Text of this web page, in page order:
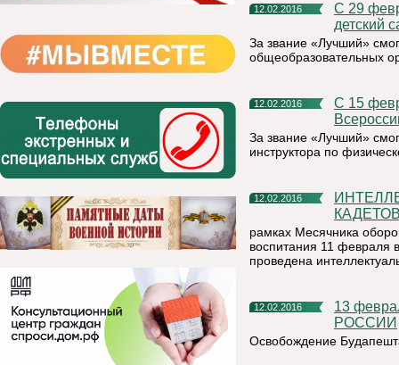
12.02.2016
С 29 февраля 2016 года стартует районный конкурс «Лучший
детский
За звание «Лучший»
общеобразовательных
12.02.2016
С 15 февраля 2016 года стартует муниципальный этап
За звание «Лучший»
инструктора по
12.02.2016
ИНТЕЛЛЕКТУАЛЬНАЯ ИГРА ДЛЯ КНЯЖПОГОСТСКИХ
рамках Месячника
воспитания 11 февраля
проведена
12.02.2016
13 февраля – ПАМЯТНАЯ ДАТА ВОЕННОЙ ИСТОРИИ
РОССИИ
Освобождение